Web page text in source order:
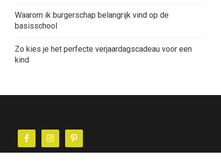
Waarom ik burgerschap belangrijk vind op de
basisschool
Zo kies je het perfecte verjaardagscadeau voor een
kind